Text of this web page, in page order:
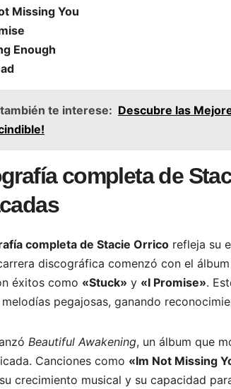
Missing You
Enough
te interese: Descubre las
completa de
completa de Stacie Orrico refleja su
discográfica comenzó con el álbum
éxitos como «Stuck» y «I Promise».
pegajosas, ganando
Beautiful Awakening, un álbum que
Canciones como «Im Not Missing
crecimiento musical y su capacidad